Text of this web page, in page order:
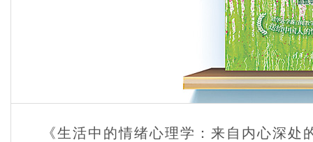
《生活中的情绪心理学：来自内心深处